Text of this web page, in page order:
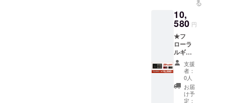
により
遅れる
もござ
いま
す。 ※
送料込
の価格
となり
ます。
ンに関
しまし
ては一
部変更
になる
可能性
もござ
いま
す。ご
了承く
ださ
ト（6本
入り）
・ケー
ス1点
・プリ
ザーブ
ドフラ
ワース
タンド1
点 ・便
箋1冊
・日本
る
10,
580 円
★フ
ローラ
ルギフ
トセッ
ト1点
（一般
販売予
定価格
15,000
支援
者：
0人
お届
け予
定：